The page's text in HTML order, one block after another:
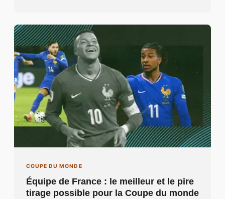
COUPE DU MONDE
Équipe de France : le meilleur et le pire
tirage possible pour la Coupe du monde